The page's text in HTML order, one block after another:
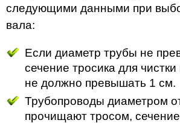
следующими данными при
вала:
Если диаметр трубы не
сечение тросика для
не должно превышать 1 см.
Трубопроводы диаметром
прочищают тросом, сечение